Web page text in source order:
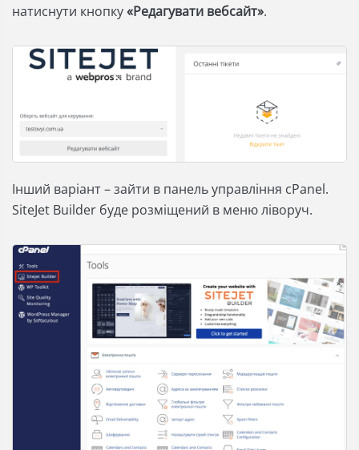
натиснути кнопку«Редагувати вебсайт».
Інший варіант – зайти в панель управління cPanel.
SiteJet Builder буде розміщений в меню ліворуч.